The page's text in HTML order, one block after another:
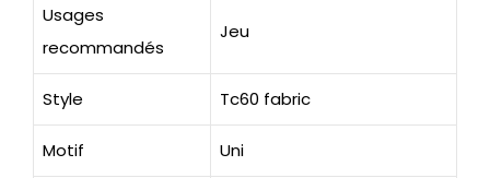
Usages
recommandés
Jeu
Style Tc60 fabric
Motif Uni